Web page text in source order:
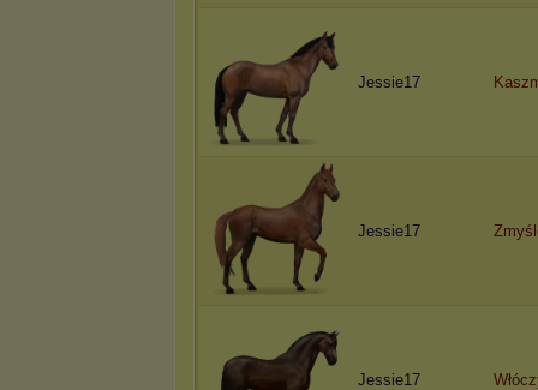
Jessie17
Jessie17
Jessie17